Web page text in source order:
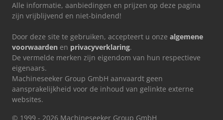
Alle informatie, aanbiedingen en prijzen op deze pagina
zijn vrijblijvend en niet-bindend!
Door deze site te gebruiken, accepteert u onze algemene
voorwaarden en privacyverklaring.
De vermelde merken zijn eigendom van hun respectieve
eigenaars.
Machineseeker Group GmbH aanvaardt geen
aansprakelijkheid voor de inhoud van gelinkte externe
websites.
© 1999 - 2026 Machineseeker Group GmbH